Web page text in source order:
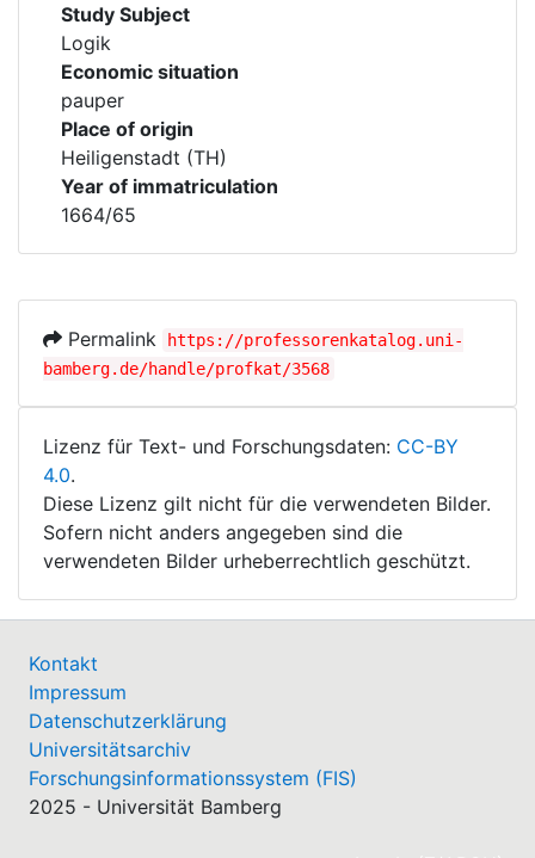
Study Subject
Logik
Economic situation
pauper
Place of origin
Heiligenstadt (TH)
Year of immatriculation
1664/65
Permalink
https://professorenkatalog.uni-
bamberg.de/handle/profkat/3568
Lizenz für Text- und Forschungsdaten: CC-BY
4.0.
Diese Lizenz gilt nicht für die verwendeten Bilder.
Sofern nicht anders angegeben sind die
verwendeten Bilder urheberrechtlich geschützt.
Kontakt
Impressum
Datenschutzerklärung
Universitätsarchiv
Forschungsinformationssystem (FIS)
2025 - Universität Bamberg